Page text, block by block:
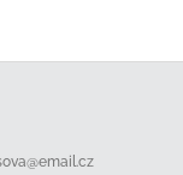
@email.cz